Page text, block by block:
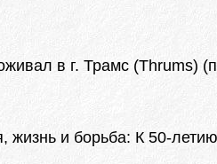
в г. Трамс (Thrums)
жизнь и борьба: К 50-